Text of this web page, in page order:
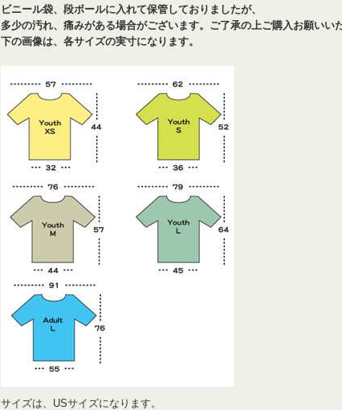
ビニール袋、段ボールに入れて保管しておりましたが、
多少の汚れ、痛みがある場合がございます。ご了承の上ご購入お願いい
下の画像は、各サイズの実寸になります。
サイズは、USサイズになります。